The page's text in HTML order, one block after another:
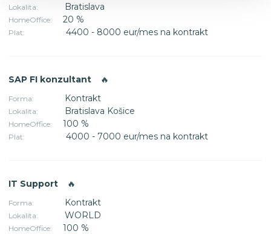
Lokalita: Bratislava
HomeOffice: 20 %
Plat: 4400 - 8000 eur/mes na kontrakt
SAP FI konzultant 🔥
Forma: Kontrakt
Lokalita: Bratislava Košice
HomeOffice: 100 %
Plat: 4000 - 7000 eur/mes na kontrakt
IT Support 🔥
Forma: Kontrakt
Lokalita: WORLD
HomeOffice: 100 %